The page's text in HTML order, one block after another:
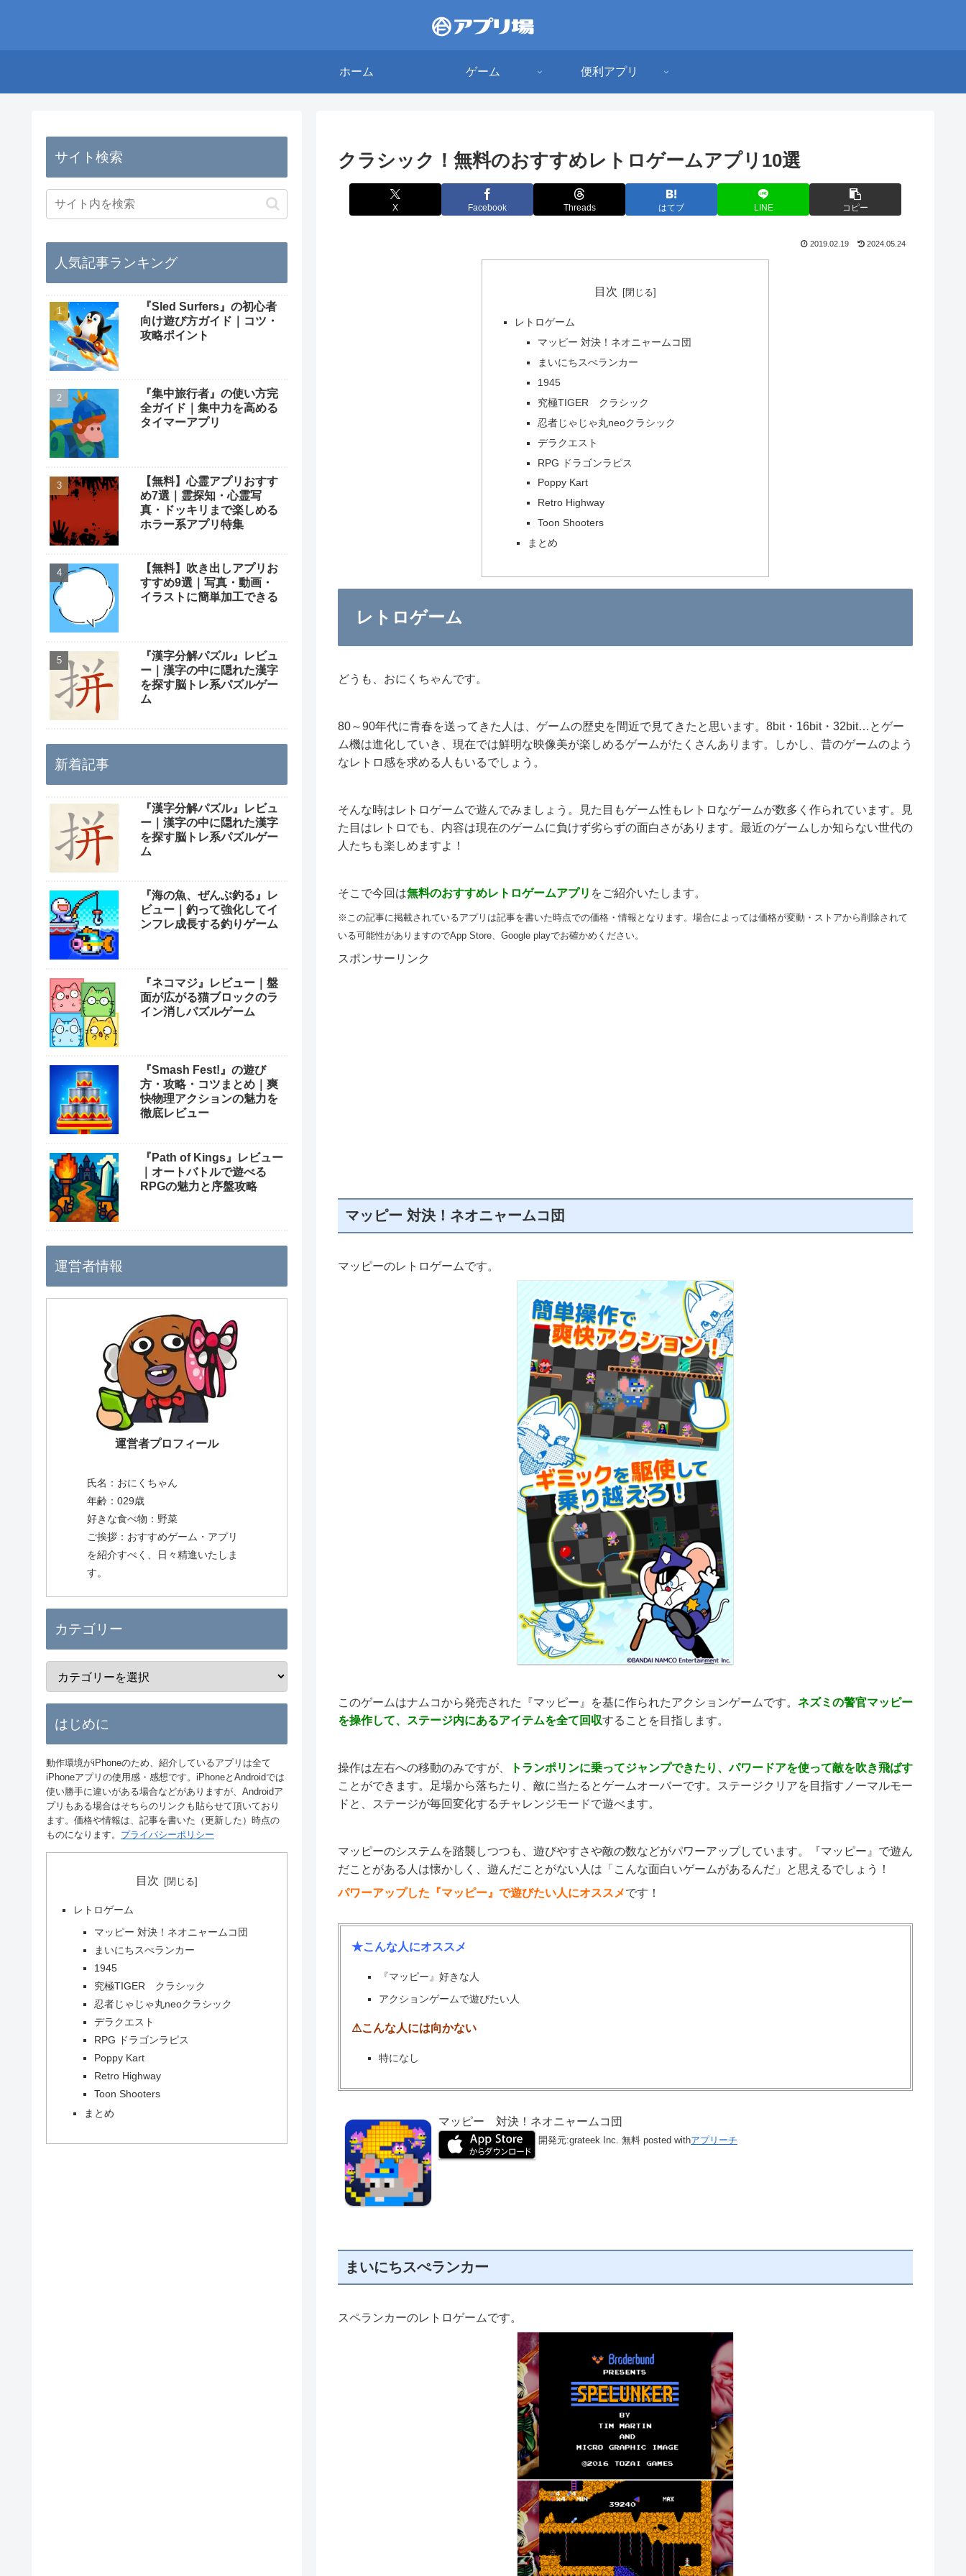
ホーム ゲーム 便利アプリ
クラシック！無料のおすすめレトロゲームアプリ10選
X Facebook Threads はてブ LINE コピー
2019.02.19 2024.05.24
目次
レトロゲーム
マッピー 対決！ネオニャームコ団
まいにちスぺランカー
1945
究極TIGER クラシック
忍者じゃじゃ丸neoクラシック
デラクエスト
RPG ドラゴンラピス
Poppy Kart
Retro Highway
Toon Shooters
まとめ
レトロゲーム
どうも、おにくちゃんです。
80～90年代に青春を送ってきた人は、ゲームの歴史を間近で見てきたと思います。8bit・16bit・32bit…とゲー
ム機は進化していき、現在では鮮明な映像美が楽しめるゲームがたくさんあります。しかし、昔のゲームのよう
なレトロ感を求める人もいるでしょう。
そんな時はレトロゲームで遊んでみましょう。見た目もゲーム性もレトロなゲームが数多く作られています。見
た目はレトロでも、内容は現在のゲームに負けず劣らずの面白さがあります。最近のゲームしか知らない世代の
人たちも楽しめますよ！
そこで今回は無料のおすすめレトロゲームアプリ をご紹介いたします。
※この記事に掲載されているアプリは記事を書いた時点での価格・情報となります。場合によっては価格が変動・ストアから削除されて
いる可能性がありますのでApp Store、Google playでお確かめください。
スポンサーリンク
マッピー 対決！ネオニャームコ団
マッピーのレトロゲームです。
このゲームはナムコから発売された『マッピー』を基に作られたアクションゲームです。 ネズミの警官マッピー
を操作して、ステージ内にあるアイテムを全て回収することを目指します。
操作は左右への移動のみですが、
トランポリンに乗ってジャンプできたり、パワードアを使って敵を吹き飛ばす
ことができます。足場から落ちたり、敵に当たるとゲームオーバーです。ステージクリアを目指すノーマルモー
ドと、ステージが毎回変化するチャレンジモードで遊べます。
マッピーのシステムを踏襲しつつも、遊びやすさや敵の数などがパワーアップしています。『マッピー』で遊ん
だことがある人は懐かしく、遊んだことがない人は「こんな面白いゲームがあるんだ」と思えるでしょう！
パワーアップした『マッピー』で遊びたい人にオススメです！
★こんな人にオススメ
『マッピー』好きな人
アクションゲームで遊びたい人
⚠こんな人には向かない
特になし
マッピー 対決！ネオニャームコ団
開発元:grateek Inc. 無料 posted withアプリーチ
まいにちスぺランカー
スペランカーのレトロゲームです。
サイト検索
人気記事ランキング
『Sled Surfers』の初心者
向け遊び方ガイド｜コツ・
攻略ポイント
『集中旅行者』の使い方完
全ガイド｜集中力を高める
タイマーアプリ
【無料】心霊アプリおすす
め7選｜霊探知・心霊写
真・ドッキリまで楽しめる
ホラー系アプリ特集
【無料】吹き出しアプリお
すすめ9選｜写真・動画・
イラストに簡単加工できる
『漢字分解パズル』レビュ
ー｜漢字の中に隠れた漢字
を探す脳トレ系パズルゲー
ム
新着記事
『漢字分解パズル』レビュ
ー｜漢字の中に隠れた漢字
を探す脳トレ系パズルゲー
ム
『海の魚、ぜんぶ釣る』レ
ビュー｜釣って強化してイ
ンフレ成長する釣りゲーム
『ネコマジ』レビュー｜盤
面が広がる猫ブロックのラ
イン消しパズルゲーム
『Smash Fest!』の遊び
方・攻略・コツまとめ｜爽
快物理アクションの魅力を
徹底レビュー
『Path of Kings』レビュー
｜オートバトルで遊べる
RPGの魅力と序盤攻略
運営者情報
運営者プロフィール
氏名：おにくちゃん
年齢：029歳
好きな食べ物：野菜
ご挨拶：おすすめゲーム・アプリ
を紹介すべく、日々精進いたしま
す。
カテゴリー
はじめに
動作環境がiPhoneのため、紹介しているアプリは全て
iPhoneアプリの使用感・感想です。iPhoneとAndroidでは
使い勝手に違いがある場合などがありますが、Androidア
プリもある場合はそちらのリンクも貼らせて頂いており
ます。価格や情報は、記事を書いた（更新した）時点の
ものになります。 プライバシーポリシー
目次
レトロゲーム
マッピー 対決！ネオニャームコ団
まいにちスぺランカー
1945
究極TIGER クラシック
忍者じゃじゃ丸neoクラシック
デラクエスト
RPG ドラゴンラピス
Poppy Kart
Retro Highway
Toon Shooters
まとめ